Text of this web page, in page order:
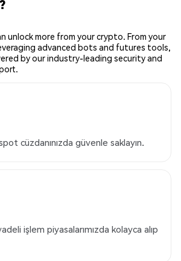
unlock more from your crypto. From your
advanced bots and futures tools,
by our industry-leading security and
cüzdanınızda güvenle saklayın.
işlem piyasalarımızda kolayca alıp